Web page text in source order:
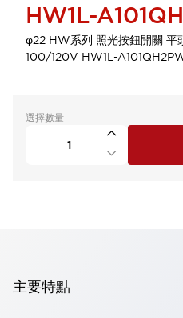
HW1L-
φ22 HW系列 照光按鈕開關 平
100/120V HW1L-
選擇數量
主要特點